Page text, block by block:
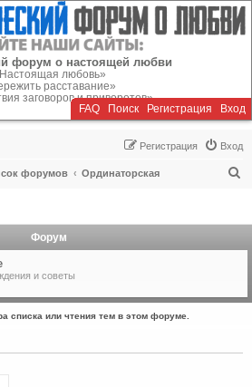
форум о настоящей любви
любовь»
расставание»
заговоров и приворотов»
FAQ Поиск Регистрация Вход
Вход
Регистрация
форумов Ординаторская
Форум
и советы
списка или чтения тем в этом форуме.